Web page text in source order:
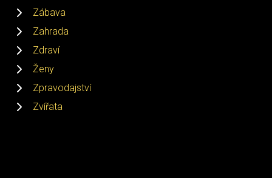
Zábava
Zahrada
Zdraví
Ženy
Zpravodajství
Zvířata